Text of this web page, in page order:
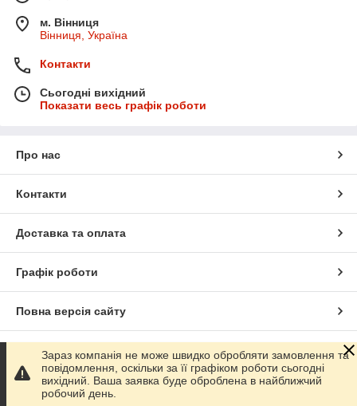
м. Вінниця
Вінниця, Україна
Контакти
Сьогодні вихідний
Показати весь графік роботи
Про нас
Контакти
Доставка та оплата
Графік роботи
Повна версія сайту
Сайт створено на маркетплейсіProm.ua
Політика конфіденційності
Зараз компанія не може швидко обробляти замовлення та
повідомлення, оскільки за її графіком роботи сьогодні
вихідний. Ваша заявка буде оброблена в найближчий
робочий день.